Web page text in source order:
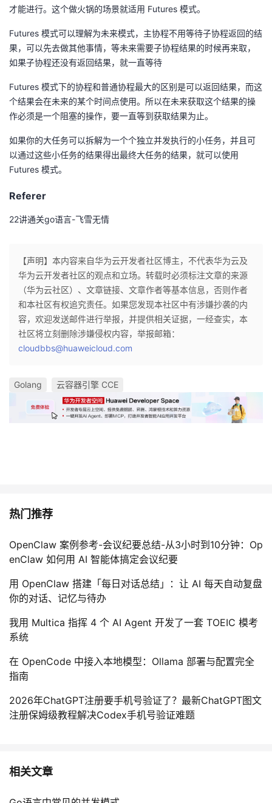
才能进行。这个做火锅的场景就适用 Futures 模式。
Futures 模式可以理解为未来模式，主协程不用等待子协程返回的结
果，可以先去做其他事情，等未来需要子协程结果的时候再来取，
如果子协程还没有返回结果，就一直等待
Futures 模式下的协程和普通协程最大的区别是可以返回结果，而这
个结果会在未来的某个时间点使用。所以在未来获取这个结果的操
作必须是一个阻塞的操作，要一直等到获取结果为止。
如果你的大任务可以拆解为一个个独立并发执行的小任务，并且可
以通过这些小任务的结果得出最终大任务的结果，就可以使用
Futures 模式。
Referer
22讲通关go语言-飞雪无情
【声明】本内容来自华为云开发者社区博主，不代表华为云及
华为云开发者社区的观点和立场。转载时必须标注文章的来源
（华为云社区）、文章链接、文章作者等基本信息，否则作者
和本社区有权追究责任。如果您发现本社区中有涉嫌抄袭的内
容，欢迎发送邮件进行举报，并提供相关证据，一经查实，本
社区将立刻删除涉嫌侵权内容，举报邮箱：
cloudbbs@huaweicloud.com
Golang 云容器引擎 CCE
热门推荐
OpenClaw 案例参考-会议纪要总结-从3小时到10分钟：Op
enClaw 如何用 AI 智能体搞定会议纪要
用 OpenClaw 搭建「每日对话总结」：让 AI 每天自动复盘
你的对话、记忆与待办
我用 Multica 指挥 4 个 AI Agent 开发了一套 TOEIC 模考
系统
在 OpenCode 中接入本地模型：Ollama 部署与配置完全
指南
2026年ChatGPT注册要手机号验证了？最新ChatGPT图文
注册保姆级教程解决Codex手机号验证难题
相关文章